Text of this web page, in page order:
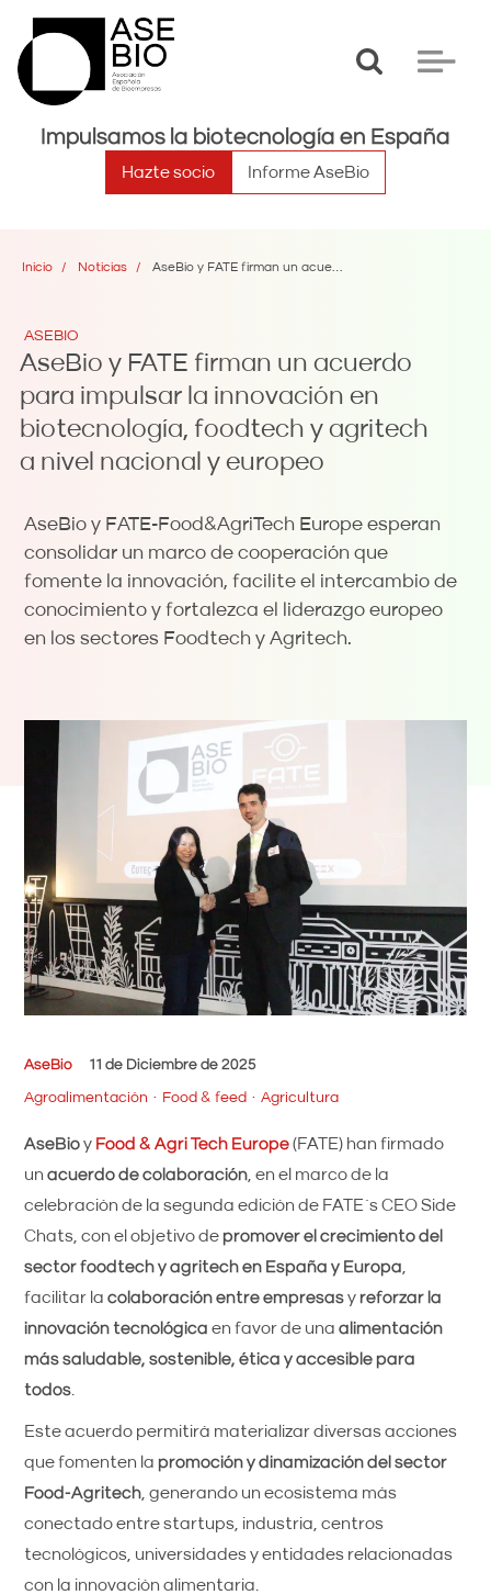
Toggle
Toggle
Impulsamos la biotecnología en España
Hazte socio Informe AseBio
Inicio Noticias AseBio y FATE firman un acuerdo para impulsar la innovación en biotecnología, foodtech y agritech a nivel nacional y europeo
ASEBIO
AseBio y FATE firman un acuerdo
para impulsar la innovación en
biotecnología, foodtech y agritech
a nivel nacional y europeo
AseBio y FATE-Food&AgriTech Europe esperan
consolidar un marco de cooperación que
fomente la innovación, facilite el intercambio de
conocimiento y fortalezca el liderazgo europeo
en los sectores Foodtech y Agritech.
AseBio 11 de Diciembre de 2025
Agroalimentación Food & feed Agricultura
AseBioy Food & Agri Tech Europe(FATE) han firmado
unacuerdo de colaboración , en el marco de la
celebración de la segunda edición de FATE`s CEO Side
Chats, con el objetivo depromover el crecimiento del
sector foodtech y agritech en España y Europa
facilitar lacolaboración entre empresasyreforzar la
innovación tecnológica en favor de unaalimentación
más saludable, sostenible, ética y accesible para
todos
Este acuerdo permitirá materializar diversas acciones
que fomenten lapromoción y dinamización del sector
Food-Agritech , generando un ecosistema más
conectado entre startups, industria, centros
tecnológicos, universidades y entidades relacionadas
con la innovación alimentaria.